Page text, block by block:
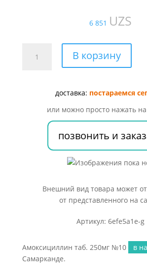
6 851 UZS
товара
Амоксициллин
В корзину
доставка: постараемся
или можно просто нажать на
позвонить и
Внешний вид товара может
от представленного на
Артикул: 6efe5a1e-g
Амоксициллин таб. 250мг №10 в
Самарканде.